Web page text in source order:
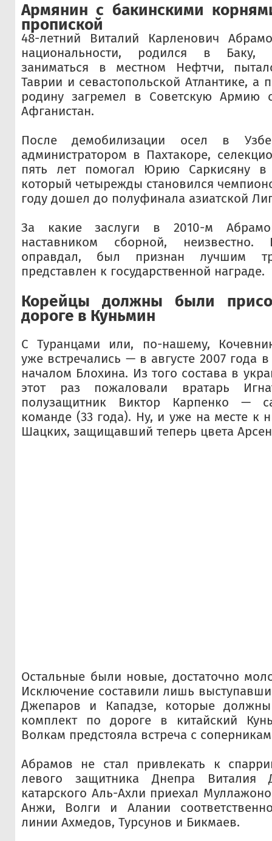
Армянин с бакинскими
пропиской
48-летний Виталий Карленович
национальности, родился в Баку,
заниматься в местном Нефтчи,
Таврии и севастопольской Атлантике, а
родину загремел в Советскую Армию
Афганистан.
После демобилизации осел в
администратором в Пахтакоре,
пять лет помогал Юрию Саркисяну в
который четырежды становился
году дошел до полуфинала азиатской
За какие заслуги в 2010-м
наставником сборной,
оправдал, был признан лучшим
представлен к государственной награде.
Корейцы должны были
дороге в Куньмин
С Туранцами или, по-нашему,
уже встречались — в августе 2007 года
началом Блохина. Из того состава в
этот раз пожаловали вратарь
полузащитник Виктор Карпенко —
команде (33 года). Ну, и уже на месте к
Шацких, защищавший теперь цвета
Остальные были новые, достаточно
Исключение составили лишь
Джепаров и Кападзе, которые
комплект по дороге в китайский
Волкам предстояла встреча с
Абрамов не стал привлекать к
левого защитника Днепра Виталия
катарского Аль-Ахли приехал
Анжи, Волги и Алании
линии Ахмедов, Турсунов и Бикмаев.